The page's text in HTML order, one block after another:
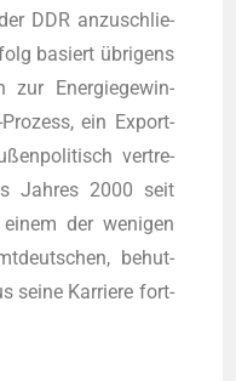
DDR anzu­schlie­
basiert übri­gens
zur Ener­gie­ge­win­
ein Export­
ver­tre­
Jah­res 2000 seit
der weni­gen
behut­
sei­ne Kar­rie­re fort­